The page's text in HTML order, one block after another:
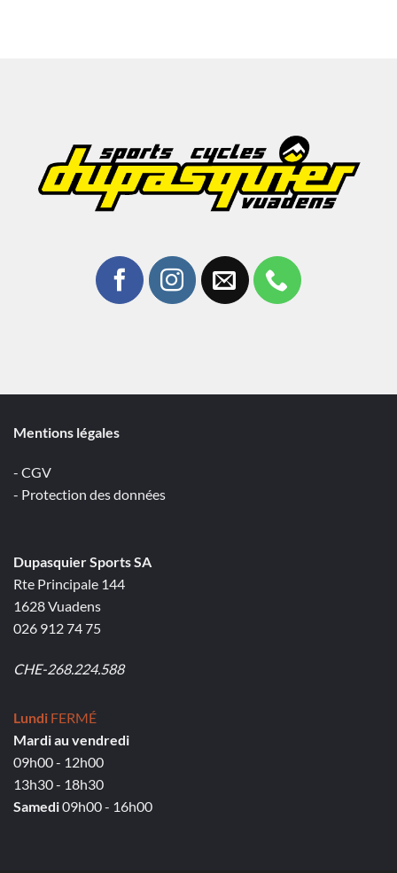
Mentions légales
- CGV
- Protection des données
Dupasquier Sports SA
Rte Principale 144
1628 Vuadens
026 912 74 75
CHE-268.224.588
Lundi FERMÉ
Mardi au vendredi
09h00 - 12h00
13h30 - 18h30
Samedi09h00 - 16h00